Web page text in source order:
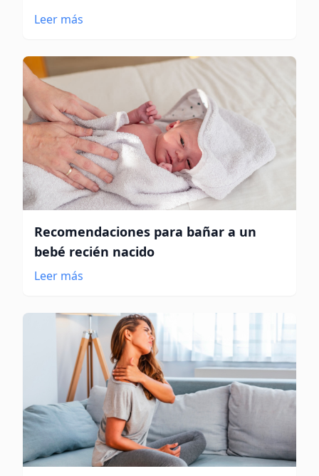
Leer más
Recomendaciones para bañar a un
bebé recién nacido
Leer más